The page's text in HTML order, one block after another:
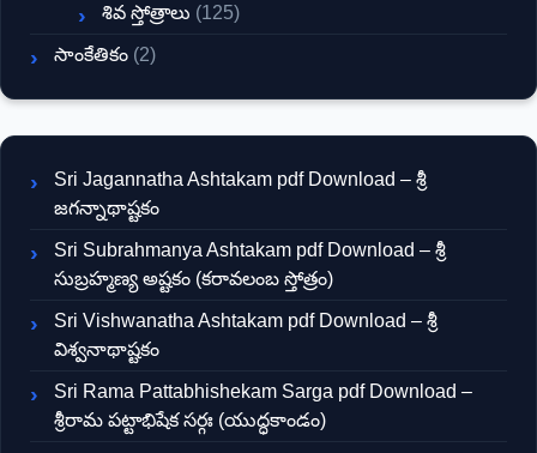
శివ స్తోత్రాలు (125)
సాంకేతికం (2)
Sri Jagannatha Ashtakam pdf Download – శ్రీ
జగన్నాథాష్టకం
Sri Subrahmanya Ashtakam pdf Download – శ్రీ
సుబ్రహ్మణ్య అష్టకం (కరావలంబ స్తోత్రం)
Sri Vishwanatha Ashtakam pdf Download – శ్రీ
విశ్వనాథాష్టకం
Sri Rama Pattabhishekam Sarga pdf Download –
శ్రీరామ పట్టాభిషేక సర్గః (యుద్ధకాండం)